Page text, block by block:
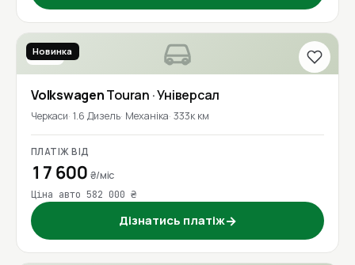
2016
Новинка
VolkswagenTouran · Універсал
Черкаси 1.6 Дизель Механіка 333к км
ПЛАТІЖ ВІД
17 600 ₴/міс
Ціна авто 582 000 ₴
Дізнатись платіж→